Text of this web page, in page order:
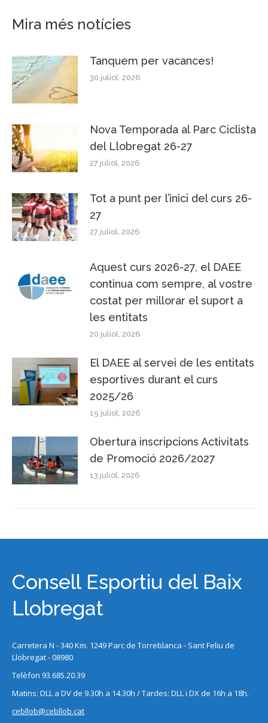
Mira més notícies
Tanquem per vacances!
30 juliol, 2026
Nova Temporada al Parc Ciclista
del Llobregat 26-27
27 juliol, 2026
Tot a punt per l’inici del curs 26-
27
27 juliol, 2026
Aquest curs 2026-27, el DAEE
continua com sempre, al vostre
costat per millorar el suport a
les entitats
20 juliol, 2026
El DAEE al servei de les entitats
esportives durant el curs
2025/26
15 juliol, 2026
Obertura inscripcions Activitats
de Promoció 2026/2027
13 juliol, 2026
Consell Esportiu del Baix
Llobregat
Carretera N - 340 Km. 1249 Parc de Torreblanca - Sant Feliu de
Llobregat - 08980
Telèfon 93.685.20.39
Matins: DLL a DV de 9.30h a 14.30h / Tardes: DLL i DX de 16h a 18h.
cebllob@cebllob.cat